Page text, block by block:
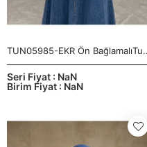
TUN05985-
Birim Fiyat : NaN
Seri Fiyat : NaN